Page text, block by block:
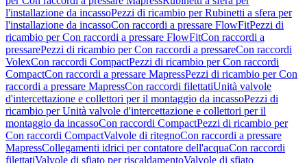
l'installazione da incassoPezzi di ricambio per Rubinetti a sfera per
l'installazione da incassoCon raccordi a pressare FlowFitPezzi di
ricambio per Con raccordi a pressare FlowFitCon raccordi a
pressarePezzi di ricambio per Con raccordi a pressareCon raccordi
VolexCon raccordi CompactPezzi di ricambio per Con raccordi
CompactCon raccordi a pressare MapressPezzi di ricambio per Con
raccordi a pressare MapressCon raccordi filettatiUnità valvole
d'intercettazione e collettori per il montaggio da incassoPezzi di
ricambio per Unità valvole d'intercettazione e collettori per il
montaggio da incassoCon raccordi CompactPezzi di ricambio per
Con raccordi CompactValvole di ritegnoCon raccordi a pressare
MapressCollegamenti idrici per contatore dell'acquaCon raccordi
filettatiValvole di sfiato per riscaldamentoValvole di sfiato